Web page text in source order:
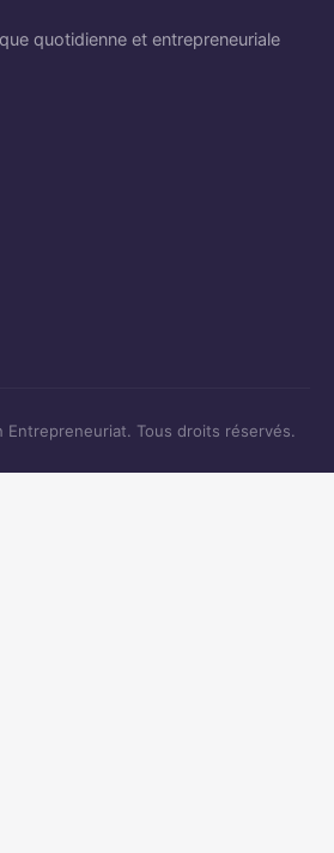
quotidienne et entrepreneuriale
Entrepreneuriat. Tous droits réservés.